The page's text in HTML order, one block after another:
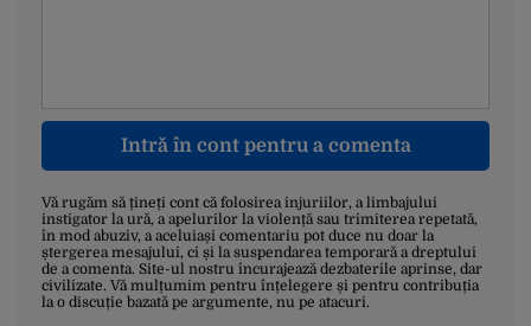
Intră în cont pentru a comenta
Vă rugăm să țineți cont că folosirea injuriilor, a limbajului
instigator la ură, a apelurilor la violență sau trimiterea repetată,
în mod abuziv, a aceluiași comentariu pot duce nu doar la
ștergerea mesajului, ci și la suspendarea temporară a dreptului
de a comenta. Site-ul nostru încurajează dezbaterile aprinse, dar
civilizate. Vă mulțumim pentru înțelegere și pentru contribuția
la o discuție bazată pe argumente, nu pe atacuri.